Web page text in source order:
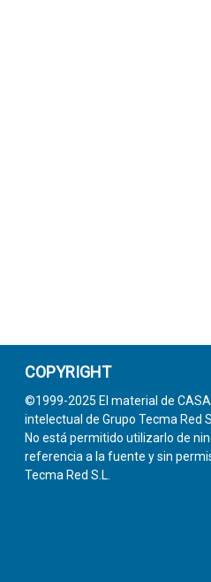
COPYRIGHT
©1999-2025 El material de
intelectual de Grupo Tecma Red
No está permitido utilizarlo de
referencia a la fuente y sin
Tecma Red S.L.